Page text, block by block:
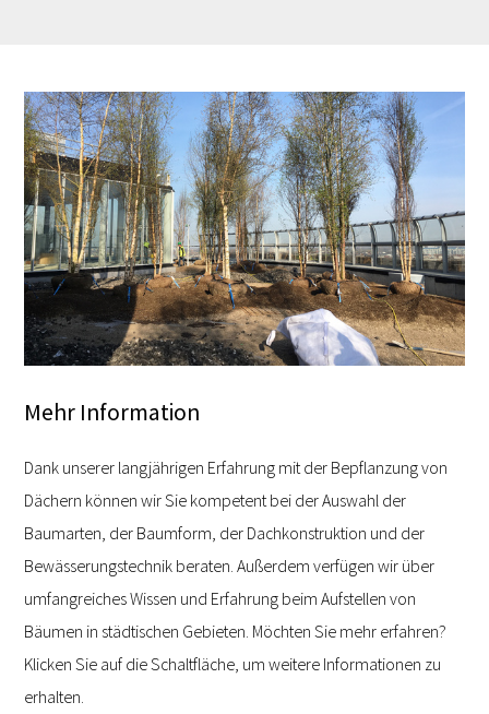
Mehr Information
Dank unserer langjährigen Erfahrung mit der Bepflanzung von
Dächern können wir Sie kompetent bei der Auswahl der
Baumarten, der Baumform, der Dachkonstruktion und der
Bewässerungstechnik beraten. Außerdem verfügen wir über
umfangreiches Wissen und Erfahrung beim Aufstellen von
Bäumen in städtischen Gebieten. Möchten Sie mehr erfahren?
Klicken Sie auf die Schaltfläche, um weitere Informationen zu
erhalten.